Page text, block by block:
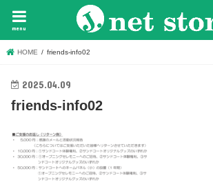
menu
HOME friends-info02
2025.04.09
friends-info02